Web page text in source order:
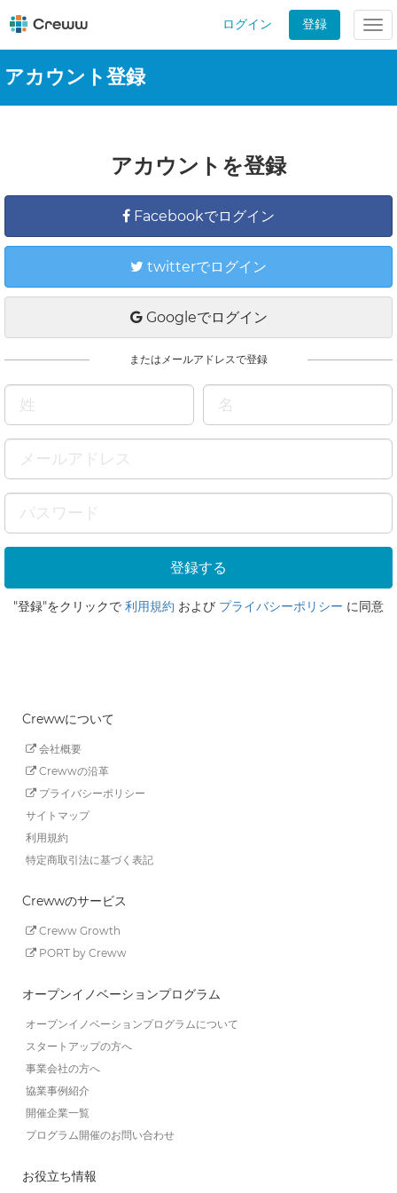
ログイン 登録
アカウント登録
アカウントを登録
Facebookでログイン
twitterでログイン
Googleでログイン
またはメールアドレスで登録
"登録"をクリックで 利用規約 および プライバシーポリシー に同意
Crewwについて
会社概要
Crewwの沿革
プライバシーポリシー
サイトマップ
利用規約
特定商取引法に基づく表記
Crewwのサービス
Creww Growth
PORT by Creww
オープンイノベーションプログラム
オープンイノベーションプログラムについて
スタートアップの方へ
事業会社の方へ
協業事例紹介
開催企業一覧
プログラム開催のお問い合わせ
お役立ち情報